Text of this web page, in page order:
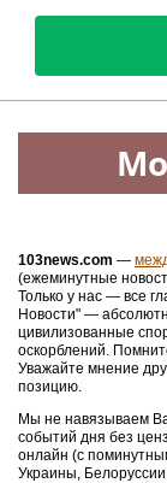
103news.com —
(ежеминутные
Только у нас — все
Новости" —
цивилизованные
оскорблений.
Уважайте мнение
позицию.
Мы не навязываем
событий дня без
онлайн (с
Украины,